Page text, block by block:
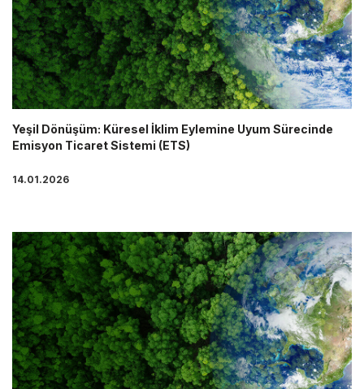
Yeşil Dönüşüm: Küresel İklim Eylemine Uyum Sürecinde
Emisyon Ticaret Sistemi (ETS)
14.01.2026